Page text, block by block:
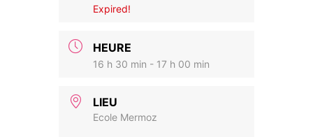
Expired!
HEURE
16 h 30 min - 17 h 00 min
LIEU
Ecole Mermoz